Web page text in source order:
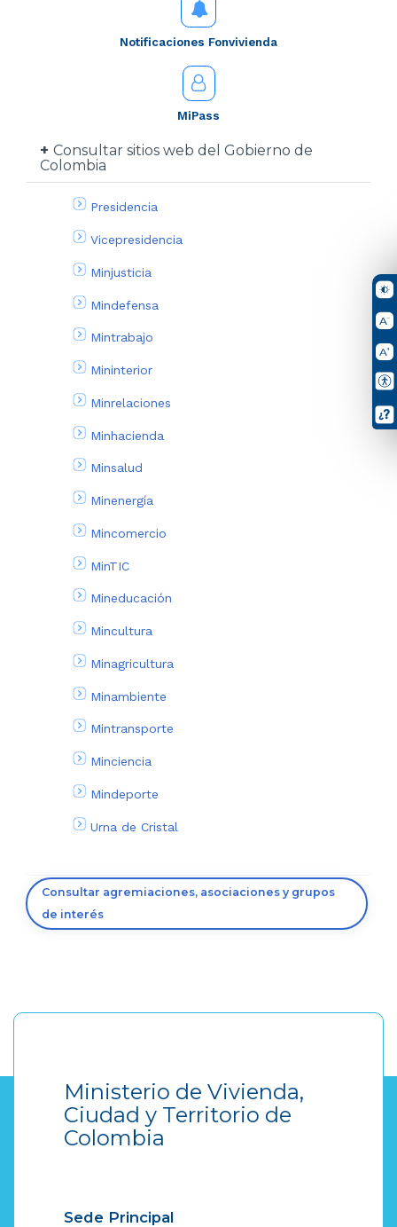
Notificaciones Fonvivienda
MiPass
Consultar sitios web del Gobierno de
Colombia
Presidencia
Vicepresidencia
Minjusticia
Mindefensa
Mintrabajo
Mininterior
Minrelaciones
Minhacienda
Minsalud
Minenergía
Mincomercio
MinTIC
Mineducación
Mincultura
Minagricultura
Minambiente
Mintransporte
Minciencia
Mindeporte
Urna de Cristal
Consultar agremiaciones, asociaciones y grupos
de interés
Ministerio de Vivienda,
Ciudad y Territorio de
Colombia
Sede Principal